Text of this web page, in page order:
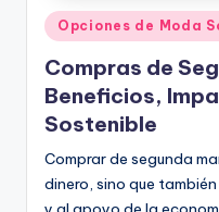
Posted
in
Opciones de Moda
Compras de
Beneficios,
Sostenible
Comprar de segunda
dinero, sino que